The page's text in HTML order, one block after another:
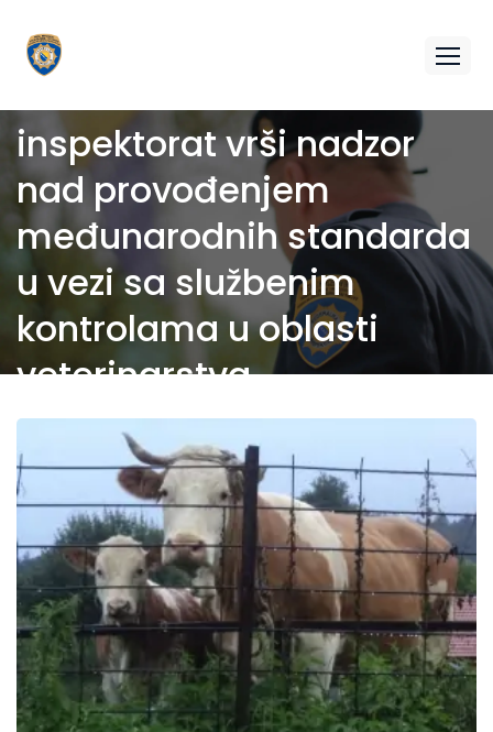
Federalni veterinarski
inspektorat vrši nadzor
nad provođenjem
međunarodnih standarda
u vezi sa službenim
kontrolama u oblasti
veterinarstva